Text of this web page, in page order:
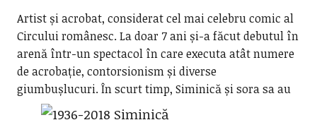
Artist și acrobat, considerat cel mai celebru comic al
Circului românesc. La doar 7 ani și-a făcut debutul în
arenă într-un spectacol în care executa atât numere
de acrobație, contorsionism și diverse
giumbușlucuri. Înscurt timp, Siminică și sora sa au